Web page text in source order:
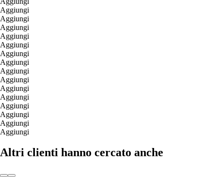
Aggiungi
Aggiungi
Aggiungi
Aggiungi
Aggiungi
Aggiungi
Aggiungi
Aggiungi
Aggiungi
Aggiungi
Aggiungi
Aggiungi
Aggiungi
Aggiungi
Aggiungi
Altri clienti hanno cercato anche